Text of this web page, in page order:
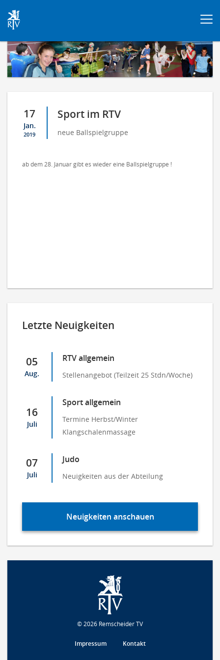
17
Jan.
2019
Sport im RTV
neue Ballspielgruppe
ab dem 28. Januar gibt es wieder eine Ballspielgruppe !
Letzte Neuigkeiten
05
Aug.
RTV allgemein
Stellenangebot (Teilzeit 25 Stdn/Woche)
16
Juli
Sport allgemein
Termine Herbst/Winter
Klangschalenmassage
07
Juli
Judo
Neuigkeiten aus der Abteilung
Neuigkeiten anschauen
© 2026 Remscheider TV
Impressum Kontakt